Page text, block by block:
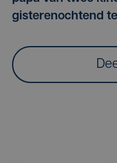
gisterenochtend